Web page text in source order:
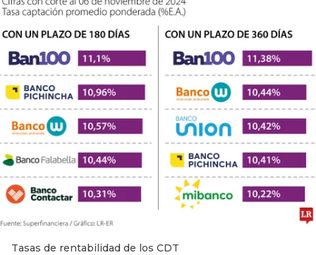
Tasas de rentabilidad de los CDT